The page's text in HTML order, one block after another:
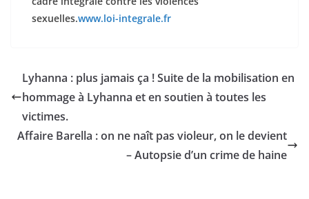
sexuelles.www.loi-integrale.fr
Lyhanna : plus jamais ça ! Suite de la mobilisation en
hommage à Lyhanna et en soutien à toutes les
victimes.
Affaire Barella : on ne naît pas violeur, on le devient
– Autopsie d’un crime de haine